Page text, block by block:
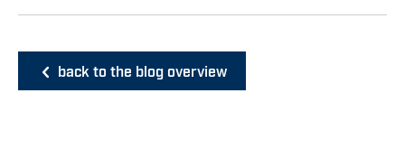
back to the blog overview